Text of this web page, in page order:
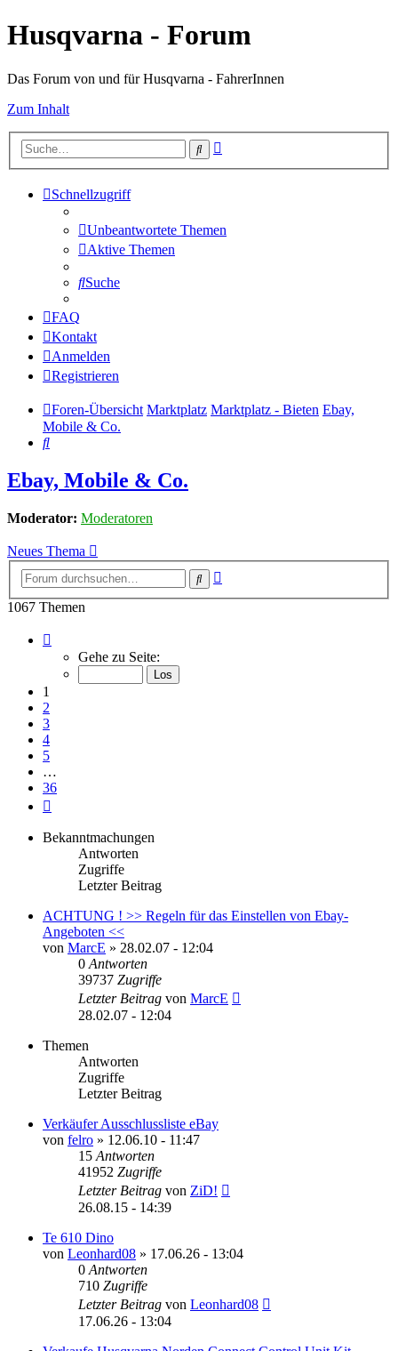
Husqvarna - Forum
Das Forum von und für Husqvarna - FahrerInnen
Zum Inhalt
Suche
Schnellzugriff
Unbeantwortete Themen
Aktive Themen
Suche
FAQ
Kontakt
Anmelden
Registrieren
Foren-Übersicht Marktplatz Marktplatz - Bieten Ebay,
Mobile & Co.
Suche
Ebay, Mobile & Co.
Moderator: Moderatoren
Neues Thema
Suche
1067 Themen
von
Gehe zu Seite:
1
2
3
4
5
…
36
Bekanntmachungen
Antworten
Zugriffe
Letzter Beitrag
ACHTUNG ! >> Regeln für das Einstellen von Ebay-
Angeboten <<
von MarcE » 28.02.07 - 12:04
0 Antworten
39737 Zugriffe
Letzter Beitrag von MarcE
28.02.07 - 12:04
Themen
Antworten
Zugriffe
Letzter Beitrag
Verkäufer Ausschlussliste eBay
von felro » 12.06.10 - 11:47
15 Antworten
41952 Zugriffe
Letzter Beitrag von ZiD!
26.08.15 - 14:39
Te 610 Dino
von Leonhard08 » 17.06.26 - 13:04
0 Antworten
710 Zugriffe
Letzter Beitrag von Leonhard08
17.06.26 - 13:04